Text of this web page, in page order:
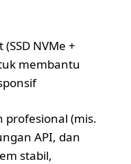
NVMe +
membantu
profesional (mis.
API, dan
stabil,